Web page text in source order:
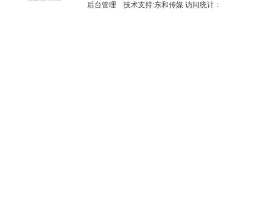
后台管理 技术支持:东和传媒 访问统计：